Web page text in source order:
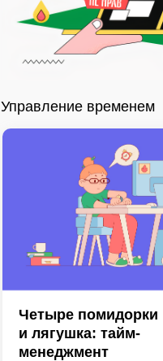
Четыре помидорки
и лягушка: тайм-
менеджмент
Управление временем